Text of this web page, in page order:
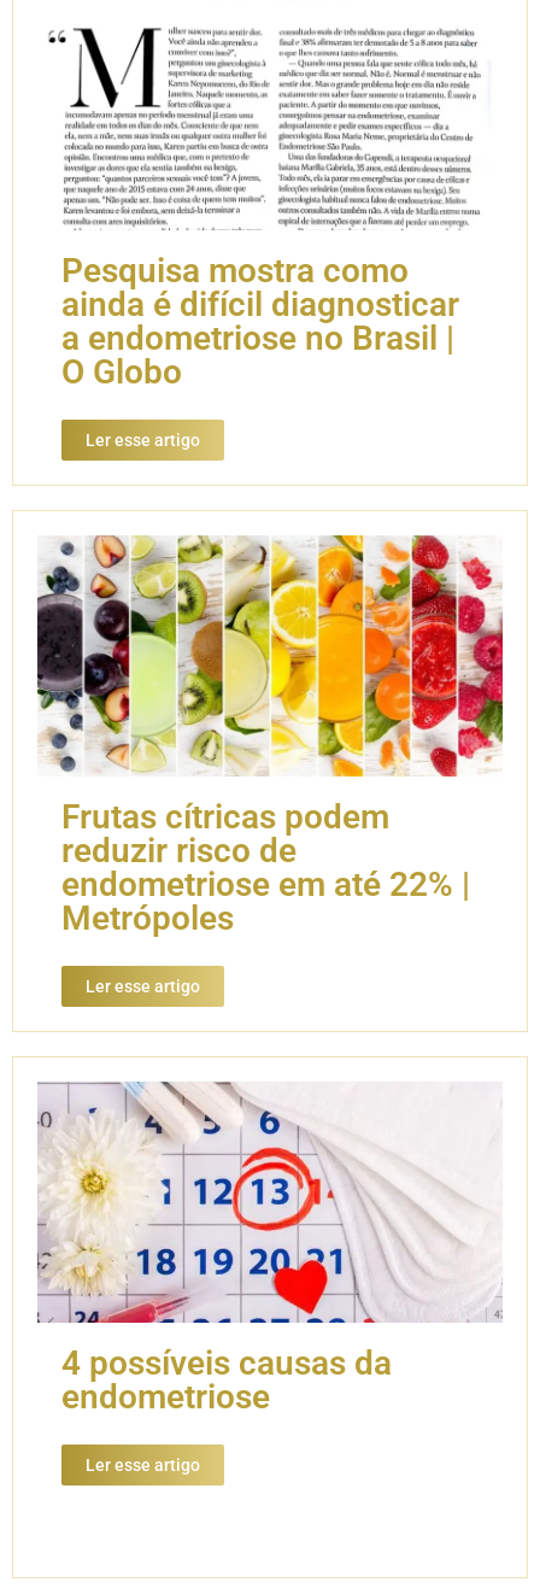
Pesquisa mostra como
ainda é difícil diagnosticar
a endometriose no Brasil |
O Globo
Ler esse artigo
Frutas cítricas podem
reduzir risco de
endometriose em até 22% |
Metrópoles
Ler esse artigo
4 possíveis causas da
endometriose
Ler esse artigo